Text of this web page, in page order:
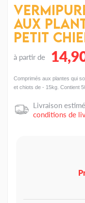
aux
petit
à partir de
Comprimés aux plantes qui
et chiots de - 15kg. Contient
Livraison
conditions de